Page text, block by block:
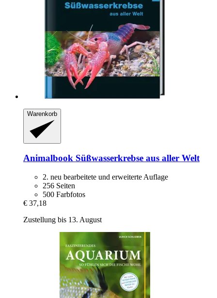
Warenkorb
Animalbook Süßwasserkrebse aus aller Welt
2. neu bearbeitete und erweiterte Auflage
256 Seiten
500 Farbfotos
€ 37,18
Zustellung bis 13. August